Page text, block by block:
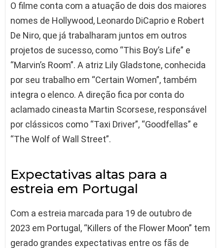
O filme conta com a atuação de dois dos maiores
nomes de Hollywood, Leonardo DiCaprio e Robert
De Niro, que já trabalharam juntos em outros
projetos de sucesso, como “This Boy’s Life” e
“Marvin’s Room”. A atriz Lily Gladstone, conhecida
por seu trabalho em “Certain Women”, também
integra o elenco. A direção fica por conta do
aclamado cineasta Martin Scorsese, responsável
por clássicos como “Taxi Driver”, “Goodfellas” e
“The Wolf of Wall Street”.
Expectativas altas para a
estreia em Portugal
Com a estreia marcada para 19 de outubro de
2023 em Portugal, “Killers of the Flower Moon” tem
gerado grandes expectativas entre os fãs de